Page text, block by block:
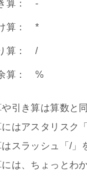
算： -
算： *
算： /
算： %
や引き算は算数と
はアスタリスク
スラッシュ「/」
は、ちょっとわ